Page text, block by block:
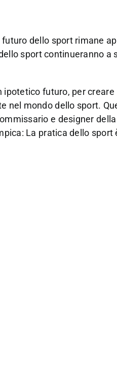
dello sport rimane
sport continueranno a
ipotetico futuro, per creare
nel mondo dello sport.
e designer
La pratica dello sport